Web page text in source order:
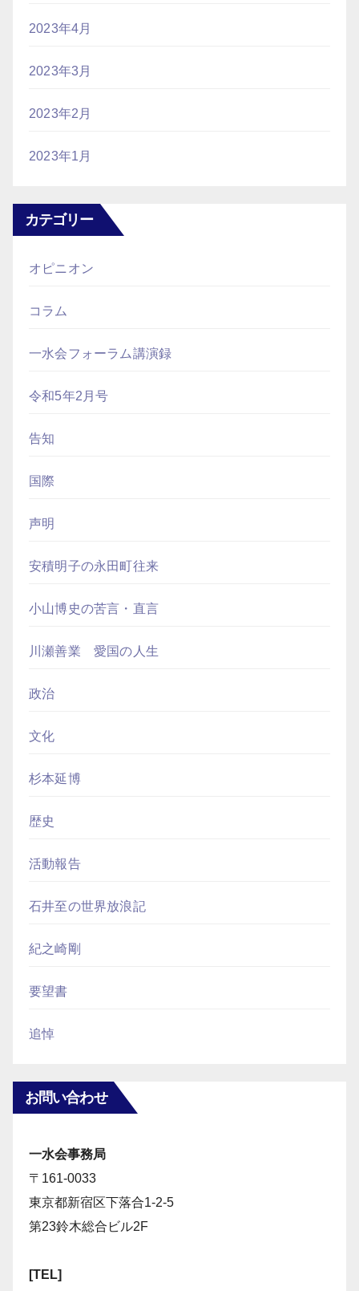
2023年4月
2023年3月
2023年2月
2023年1月
カテゴリー
オピニオン
コラム
一水会フォーラム講演録
令和5年2月号
告知
国際
声明
安積明子の永田町往来
小山博史の苦言・直言
川瀬善業 愛国の人生
政治
文化
杉本延博
歴史
活動報告
石井至の世界放浪記
紀之崎剛
要望書
追悼
お問い合わせ
一水会事務局
〒161-0033
東京都新宿区下落合1-2-5
第23鈴木総合ビル2F
[TEL]